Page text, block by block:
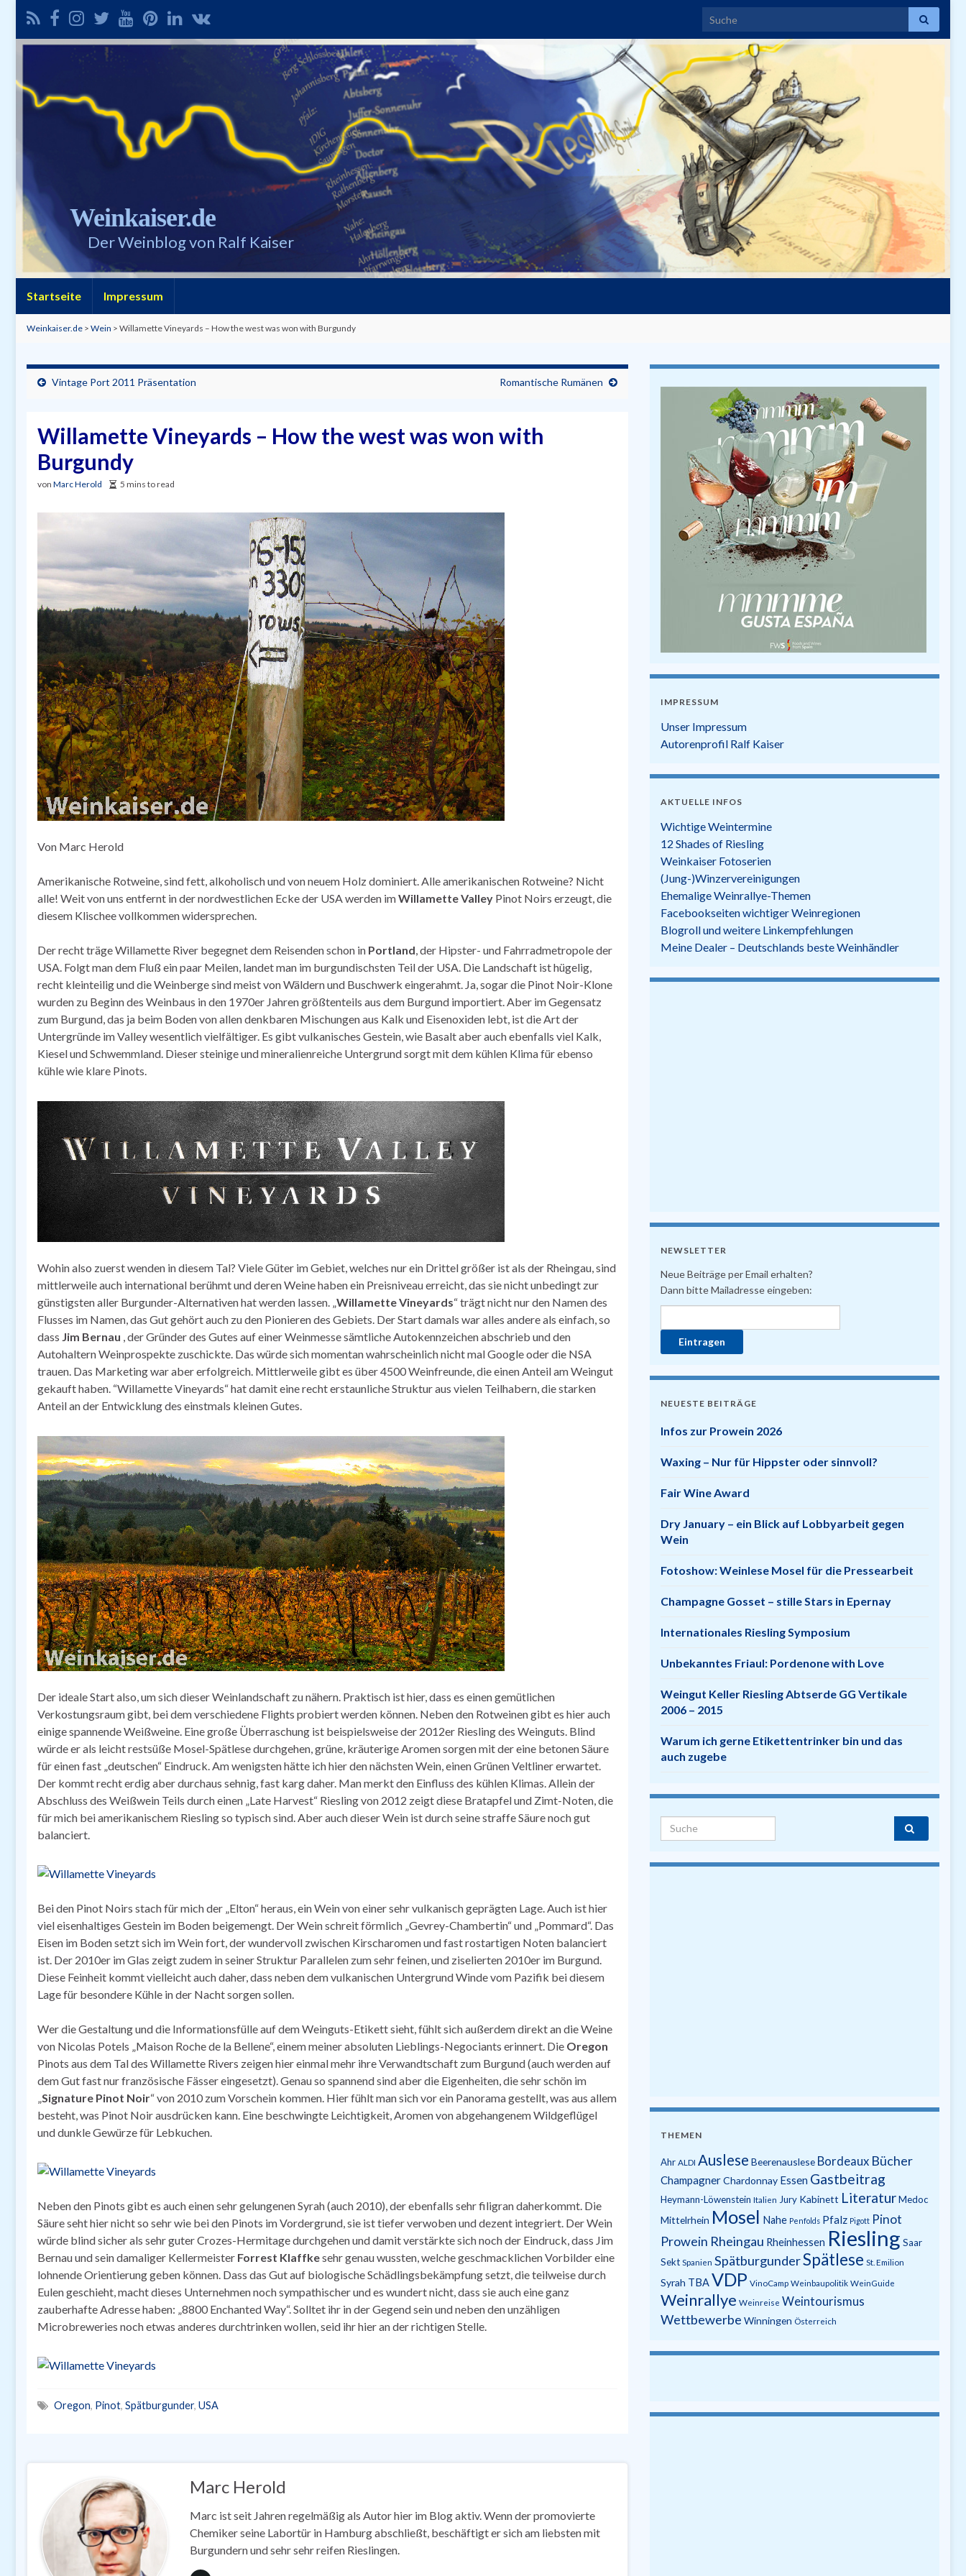
Search for:
Weinkaiser.de
Der Weinblog von Ralf Kaiser
Startseite Impressum
Weinkaiser.de > Wein > Willamette Vineyards – How the west was won with Burgundy
Vintage Port 2011 Präsentation Romantische Rumänen
Willamette Vineyards – How the west was won with
Burgundy
von Marc Herold 5 mins to read
Von Marc Herold
Amerikanische Rotweine, sind fett, alkoholisch und von neuem Holz dominiert. Alle amerikanischen Rotweine? Nicht
alle! Weit von uns entfernt in der nordwestlichen Ecke der USA werden imWillamette Valley Pinot Noirs erzeugt, die
diesem Klischee vollkommen widersprechen.
Der recht träge Willamette River begegnet dem Reisenden schon in Portland , der Hipster- und Fahrradmetropole der
USA. Folgt man dem Fluß ein paar Meilen, landet man im burgundischsten Teil der USA. Die Landschaft ist hügelig,
recht kleinteilig und die Weinberge sind meist von Wäldern und Buschwerk eingerahmt. Ja, sogar die Pinot Noir-Klone
wurden zu Beginn des Weinbaus in den 1970er Jahren größtenteils aus dem Burgund importiert. Aber im Gegensatz
zum Burgund, das ja beim Boden von allen denkbaren Mischungen aus Kalk und Eisenoxiden lebt, ist die Art der
Untergründe im Valley wesentlich vielfältiger. Es gibt vulkanisches Gestein, wie Basalt aber auch ebenfalls viel Kalk,
Kiesel und Schwemmland. Dieser steinige und mineralienreiche Untergrund sorgt mit dem kühlen Klima für ebenso
kühle wie klare Pinots.
Wohin also zuerst wenden in diesem Tal? Viele Güter im Gebiet, welches nur ein Drittel größer ist als der Rheingau, sind
mittlerweile auch international berühmt und deren Weine haben ein Preisniveau erreicht, das sie nicht unbedingt zur
günstigsten aller Burgunder-Alternativen hat werden lassen. „ Willamette Vineyards“ trägt nicht nur den Namen des
Flusses im Namen, das Gut gehört auch zu den Pionieren des Gebiets. Der Start damals war alles andere als einfach, so
dass Jim Bernau , der Gründer des Gutes auf einer Weinmesse sämtliche Autokennzeichen abschrieb und den
Autohaltern Weinprospekte zuschickte. Das würde sich momentan wahrscheinlich nicht mal Google oder die NSA
trauen. Das Marketing war aber erfolgreich. Mittlerweile gibt es über 4500 Weinfreunde, die einen Anteil am Weingut
gekauft haben. “Willamette Vineyards“ hat damit eine recht erstaunliche Struktur aus vielen Teilhabern, die starken
Anteil an der Entwicklung des einstmals kleinen Gutes.
Der ideale Start also, um sich dieser Weinlandschaft zu nähern. Praktisch ist hier, dass es einen gemütlichen
Verkostungsraum gibt, bei dem verschiedene Flights probiert werden können. Neben den Rotweinen gibt es hier auch
einige spannende Weißweine. Eine große Überraschung ist beispielsweise der 2012er Riesling des Weinguts. Blind
würde er als leicht restsüße Mosel-Spätlese durchgehen, grüne, kräuterige Aromen sorgen mit der eine betonen Säure
für einen fast „deutschen“ Eindruck. Am wenigsten hätte ich hier den nächsten Wein, einen Grünen Veltliner erwartet.
Der kommt recht erdig aber durchaus sehnig, fast karg daher. Man merkt den Einfluss des kühlen Klimas. Allein der
Abschluss des Weißwein Teils durch einen „Late Harvest“ Riesling von 2012 zeigt diese Bratapfel und Zimt-Noten, die
für mich bei amerikanischem Riesling so typisch sind. Aber auch dieser Wein ist durch seine straffe Säure noch gut
balanciert.
Bei den Pinot Noirs stach für mich der „Elton“ heraus, ein Wein von einer sehr vulkanisch geprägten Lage. Auch ist hier
viel eisenhaltiges Gestein im Boden beigemengt. Der Wein schreit förmlich „Gevrey-Chambertin“ und „Pommard“. Das
Eisen im Boden setzt sich im Wein fort, der wundervoll zwischen Kirscharomen und fast rostartigen Noten balanciert
ist. Der 2010er im Glas zeigt zudem in seiner Struktur Parallelen zum sehr feinen, und ziselierten 2010er im Burgund.
Diese Feinheit kommt vielleicht auch daher, dass neben dem vulkanischen Untergrund Winde vom Pazifik bei diesem
Lage für besondere Kühle in der Nacht sorgen sollen.
Wer die Gestaltung und die Informationsfülle auf dem Weinguts-Etikett sieht, fühlt sich außerdem direkt an die Weine
von Nicolas Potels „Maison Roche de la Bellene“, einem meiner absoluten Lieblings-Negociants erinnert. Die Oregon
Pinots aus dem Tal des Willamette Rivers zeigen hier einmal mehr ihre Verwandtschaft zum Burgund (auch werden auf
dem Gut fast nur französische Fässer eingesetzt). Genau so spannend sind aber die Eigenheiten, die sehr schön im
Signature Pinot Noir“ von 2010 zum Vorschein kommen. Hier fühlt man sich vor ein Panorama gestellt, was aus allem
besteht, was Pinot Noir ausdrücken kann. Eine beschwingte Leichtigkeit, Aromen von abgehangenem Wildgeflügel
und dunkle Gewürze für Lebkuchen.
Neben den Pinots gibt es auch einen sehr gelungenen Syrah (auch 2010), der ebenfalls sehr filigran daherkommt. Die
Säure seht hier nicht so sehr wie bei den Pinots im Vordergrund, sie ist tiefer verwoben und dezent integriert. Der Wein
würde blind sicher als sehr guter Crozes-Hermitage durchgehen und damit verstärkte sich noch der Eindruck, dass Jim
Bernau und sein damaliger Kellermeister Forrest Klaffkesehr genau wussten, welche geschmacklichen Vorbilder eine
lohnende Orientierung geben können. Dass das Gut auf biologische Schädlingsbekämpfung setzt, die teilweise durch
Eulen geschieht, macht dieses Unternehmen noch sympathischer und es wundert nicht, dass sie auch eine ganz
zauberhafte Adresse haben: „8800 Enchanted Way“. Solltet ihr in der Gegend sein und neben den unzähligen
Microbreweries noch etwas anderes durchtrinken wollen, seid ihr hier an der richtigen Stelle.
Oregon, Pinot, Spätburgunder, USA
Marc Herold
Marc ist seit Jahren regelmäßig als Autor hier im Blog aktiv. Wenn der promovierte
Chemiker seine Labortür in Hamburg abschließt, beschäftigt er sich am liebsten mit
Burgundern und sehr sehr reifen Rieslingen.
IMPRESSUM
Unser Impressum
Autorenprofil Ralf Kaiser
AKTUELLE INFOS
Wichtige Weintermine
12 Shades of Riesling
Weinkaiser Fotoserien
(Jung-)Winzervereinigungen
Ehemalige Weinrallye-Themen
Facebookseiten wichtiger Weinregionen
Blogroll und weitere Linkempfehlungen
Meine Dealer – Deutschlands beste Weinhändler
NEWSLETTER
Neue Beiträge per Email erhalten?
Dann bitte Mailadresse eingeben:
NEUESTE BEITRÄGE
Infos zur Prowein 2026
Waxing – Nur für Hippster oder sinnvoll?
Fair Wine Award
Dry January – ein Blick auf Lobbyarbeit gegen
Wein
Fotoshow: Weinlese Mosel für die Pressearbeit
Champagne Gosset – stille Stars in Epernay
Internationales Riesling Symposium
Unbekanntes Friaul: Pordenone with Love
Weingut Keller Riesling Abtserde GG Vertikale
2006 – 2015
Warum ich gerne Etikettentrinker bin und das
auch zugebe
Search for:
THEMEN
Ahr ALDI Auslese Beerenauslese Bordeaux Bücher
ChampagnerChardonnay Essen Gastbeitrag
Heymann-Löwenstein Italien Jury Kabinett Literatur Medoc
Mittelrhein Mosel Nahe Penfolds Pfalz Pigott Pinot
Prowein Rheingau Rheinhessen Riesling Saar
Sekt Spanien SpätburgunderSpätlese St. Emilion
Syrah TBAVDP VinoCamp Weinbaupolitik WeinGuide
Weinrallye Weinreise Weintourismus
Wettbewerbe Winningen Österreich